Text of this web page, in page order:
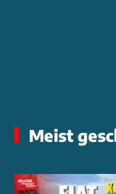
Meist